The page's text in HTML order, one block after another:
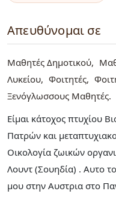
Απευθύνομαι σε
Μαθητές Δημοτικού
Λυκείου
Φοιτητές
Ξενόγλωσσους Μαθητές
Είμαι κάτοχος πτυχίου
Πατρών και
Οικολογία ζωικών
Λουντ (Σουηδία) . Αυτο
μου στην Αυστρια στο